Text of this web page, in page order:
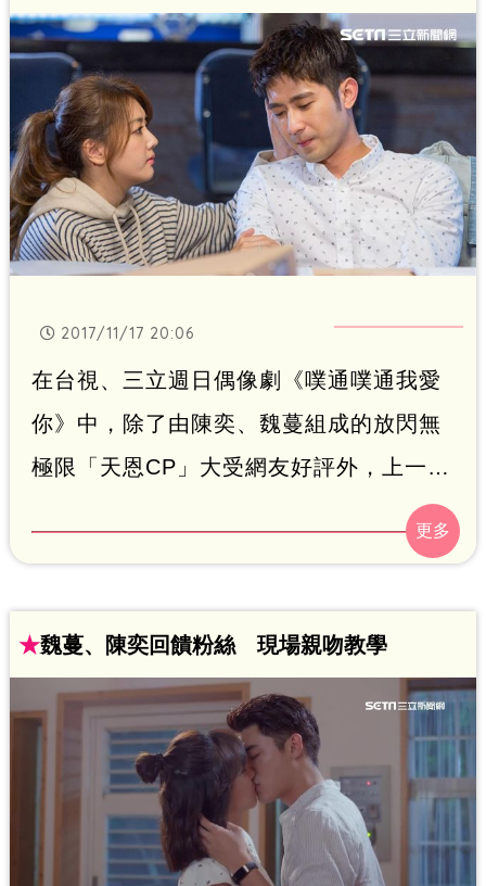
之情，更笑稱「這是我的心」，陳奕跟魏
蔓也透露，今天早上殺青時，他們都百感
交集險哭，更笑說結局「顛覆想像」，要
觀眾們期待！
2017/11/17 20:06
在台視、三立週日偶像劇《噗通噗通我愛
你》中，除了由陳奕、魏蔓組成的放閃無
極限「天恩CP」大受網友好評外，上一集
簡宏霖和陶嫚曼也有被湊對成功的跡象，
成為暖心「凡艾CP」，網友更貼心下註解
簡宏霖在週播偶像劇中首次配對成功，讓
他開心大喊：「終於破除週播偶像劇孤獨
終老的魔咒啦！」
★魏蔓、陳奕回饋粉絲 現場親吻教學